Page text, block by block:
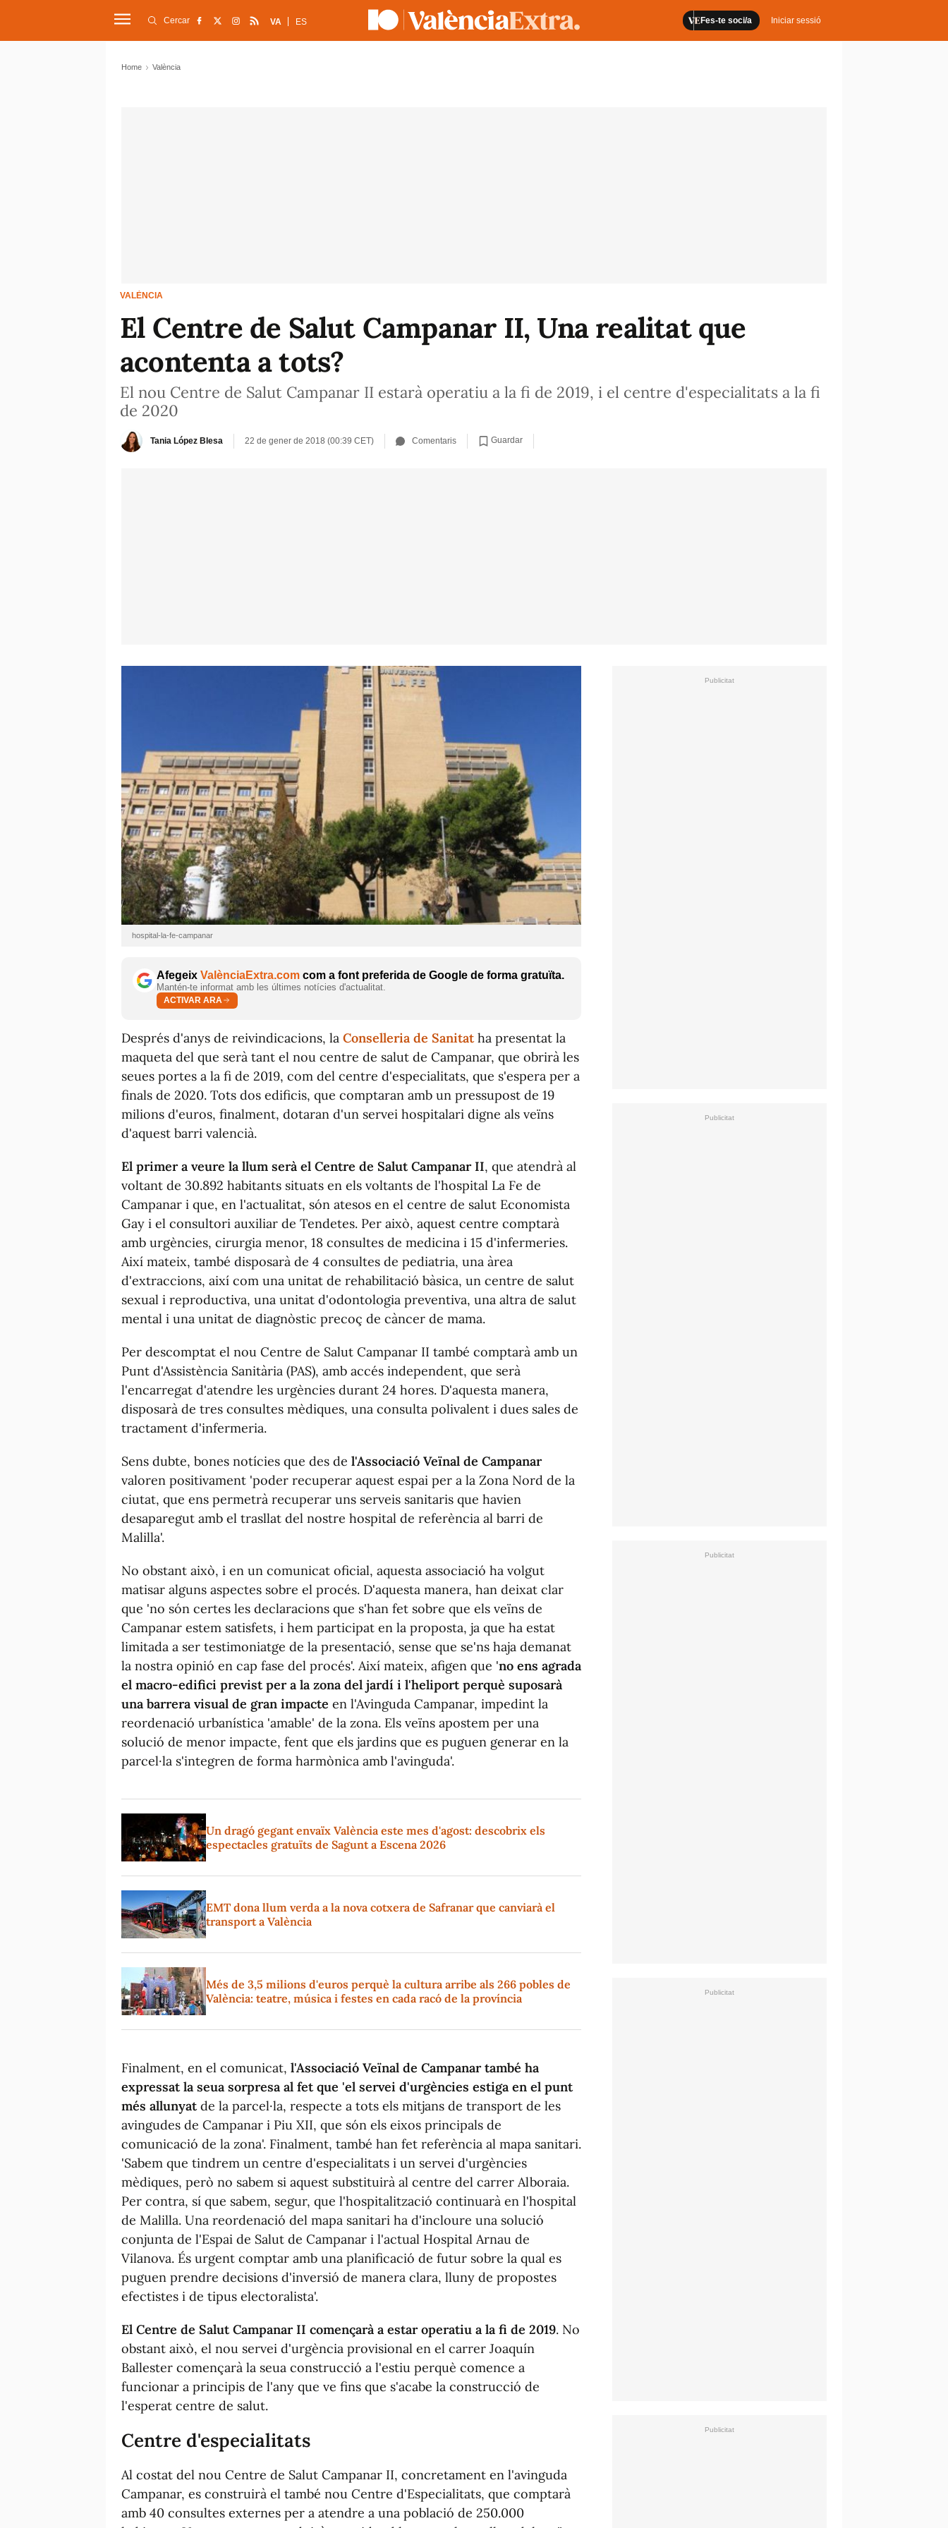
Fes-te soci/a Iniciar sessió
Cercar VA ES
Home València
VALÈNCIA
El Centre de Salut Campanar II, Una realitat que
acontenta a tots?
El nou Centre de Salut Campanar II estarà operatiu a la fi de 2019, i el centre d'especialitats a la fi
de 2020
Tania López Blesa 22 de gener de 2018 (00:39 CET) Comentaris Guardar
hospital-la-fe-campanar
Afegeix ValènciaExtra.com com a font preferida de Google de forma gratuïta.
Mantén-te informat amb les últimes notícies d'actualitat.
ACTIVAR ARA
Després d'anys de reivindicacions, la Conselleria de Sanitatha presentat la
maqueta del que serà tant el nou centre de salut de Campanar, que obrirà les
seues portes a la fi de 2019, com del centre d'especialitats, que s'espera per a
finals de 2020. Tots dos edificis, que comptaran amb un pressupost de 19
milions d'euros, finalment, dotaran d'un servei hospitalari digne als veïns
d'aquest barri valencià.
El primer a veure la llum serà el Centre de Salut Campanar II, que atendrà al
voltant de 30.892 habitants situats en els voltants de l'hospital La Fe de
Campanar i que, en l'actualitat, són atesos en el centre de salut Economista
Gay i el consultori auxiliar de Tendetes. Per això, aquest centre comptarà
amb urgències, cirurgia menor, 18 consultes de medicina i 15 d'infermeries.
Així mateix, també disposarà de 4 consultes de pediatria, una àrea
d'extraccions, així com una unitat de rehabilitació bàsica, un centre de salut
sexual i reproductiva, una unitat d'odontologia preventiva, una altra de salut
mental i una unitat de diagnòstic precoç de càncer de mama.
Per descomptat el nou Centre de Salut Campanar II també comptarà amb un
Punt d'Assistència Sanitària (PAS), amb accés independent, que serà
l'encarregat d'atendre les urgències durant 24 hores. D'aquesta manera,
disposarà de tres consultes mèdiques, una consulta polivalent i dues sales de
tractament d'infermeria.
Sens dubte, bones notícies que des de l'Associació Veïnal de Campanar
valoren positivament 'poder recuperar aquest espai per a la Zona Nord de la
ciutat, que ens permetrà recuperar uns serveis sanitaris que havien
desaparegut amb el trasllat del nostre hospital de referència al barri de
Malilla'.
No obstant això, i en un comunicat oficial, aquesta associació ha volgut
matisar alguns aspectes sobre el procés. D'aquesta manera, han deixat clar
que 'no són certes les declaracions que s'han fet sobre que els veïns de
Campanar estem satisfets, i hem participat en la proposta, ja que ha estat
limitada a ser testimoniatge de la presentació, sense que se'ns haja demanat
la nostra opinió en cap fase del procés'. Així mateix, afigen que 'no ens agrada
el macro-edifici previst per a la zona del jardí i l'heliport perquè suposarà
una barrera visual de gran impacte en l'Avinguda Campanar, impedint la
reordenació urbanística 'amable' de la zona. Els veïns apostem per una
solució de menor impacte, fent que els jardins que es puguen generar en la
parcel·la s'integren de forma harmònica amb l'avinguda'.
Un dragó gegant envaïx València este mes d'agost: descobrix els
espectacles gratuïts de Sagunt a Escena 2026
EMT dona llum verda a la nova cotxera de Safranar que canviarà el
transport a València
Més de 3,5 milions d'euros perquè la cultura arribe als 266 pobles de
València: teatre, música i festes en cada racó de la província
Finalment, en el comunicat, l'Associació Veïnal de Campanar també ha
expressat la seua sorpresa al fet que 'el servei d'urgències estiga en el punt
més allunyatde la parcel·la, respecte a tots els mitjans de transport de les
avingudes de Campanar i Piu XII, que són els eixos principals de
comunicació de la zona'. Finalment, també han fet referència al mapa sanitari.
'Sabem que tindrem un centre d'especialitats i un servei d'urgències
mèdiques, però no sabem si aquest substituirà al centre del carrer Alboraia.
Per contra, sí que sabem, segur, que l'hospitalització continuarà en l'hospital
de Malilla. Una reordenació del mapa sanitari ha d'incloure una solució
conjunta de l'Espai de Salut de Campanar i l'actual Hospital Arnau de
Vilanova. És urgent comptar amb una planificació de futur sobre la qual es
puguen prendre decisions d'inversió de manera clara, lluny de propostes
efectistes i de tipus electoralista'.
El Centre de Salut Campanar II començarà a estar operatiu a la fi de 2019. No
obstant això, el nou servei d'urgència provisional en el carrer Joaquín
Ballester començarà la seua construcció a l'estiu perquè comence a
funcionar a principis de l'any que ve fins que s'acabe la construcció de
l'esperat centre de salut.
Centre d'especialitats
Al costat del nou Centre de Salut Campanar II, concretament en l'avinguda
Campanar, es construirà el també nou Centre d'Especialitats, que comptarà
amb 40 consultes externes per a atendre a una població de 250.000